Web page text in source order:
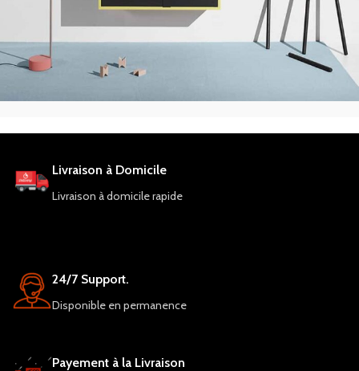
Livraison à Domicile
Livraison à domicile rapide
24/7 Support.
Disponible en permanence
Payement à la Livraison